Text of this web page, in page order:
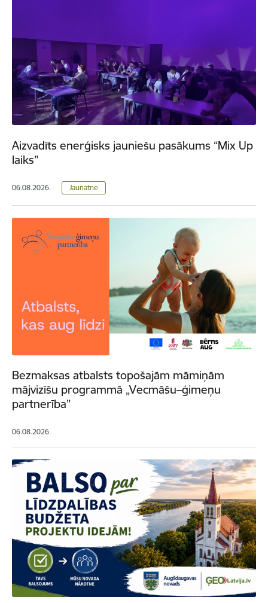
Aizvadīts enerģisks jauniešu pasākums “Mix Up
laiks”
06.08.2026. Jaunatne
Bezmaksas atbalsts topošajām māmiņām
mājvizīšu programmā „Vecmāšu–ģimeņu
partnerība”
06.08.2026.